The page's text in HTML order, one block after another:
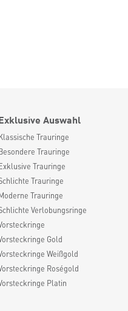
Auswahl
Trauringe
Trauringe
Trauringe
Trauringe
Trauringe
Verlobungsringe
Gold
Weißgold
Roségold
Platin